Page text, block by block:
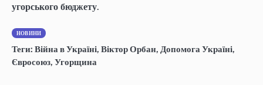
угорського бюджету.
НОВИНИ
Теги: Війна в Україні, Віктор Орбан, Допомога Україні,
Євросоюз, Угорщина